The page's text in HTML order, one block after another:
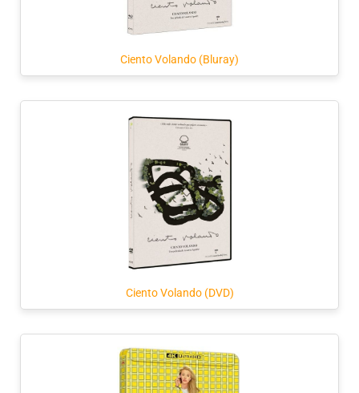
Ciento Volando (Bluray)
Ciento Volando (DVD)